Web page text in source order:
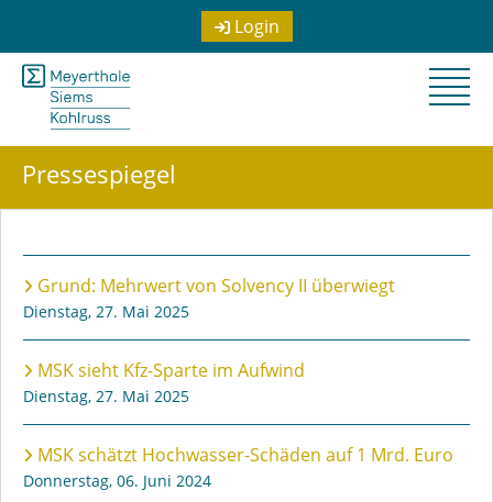
Login
Pressespiegel
Titel Veröffentlichungsdatum
Grund: Mehrwert von Solvency II überwiegt
Dienstag, 27. Mai 2025
MSK sieht Kfz-Sparte im Aufwind
Dienstag, 27. Mai 2025
MSK schätzt Hochwasser-Schäden auf 1 Mrd. Euro
Donnerstag, 06. Juni 2024